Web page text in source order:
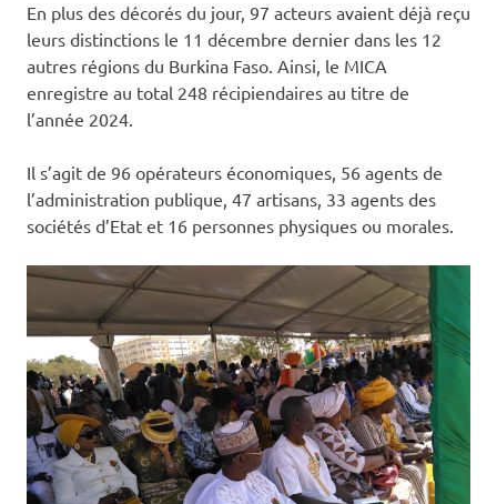
En plus des décorés du jour, 97 acteurs avaient déjà reçu
leurs distinctions le 11 décembre dernier dans les 12
autres régions du Burkina Faso. Ainsi, le MICA
enregistre au total 248 récipiendaires au titre de
l’année 2024.
Il s’agit de 96 opérateurs économiques, 56 agents de
l’administration publique, 47 artisans, 33 agents des
sociétés d’Etat et 16 personnes physiques ou morales.